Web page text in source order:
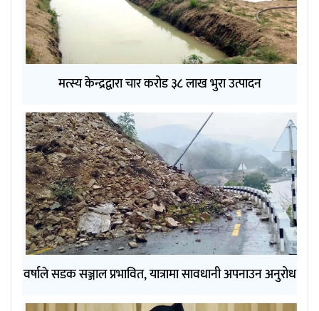
मत्स्य केन्द्रद्वारा चार करोड ३८ लाख भुरा उत्पादन
वर्षाले सडक सञ्जाल प्रभावित, यात्रामा सावधानी अपनाउन अनुरोध